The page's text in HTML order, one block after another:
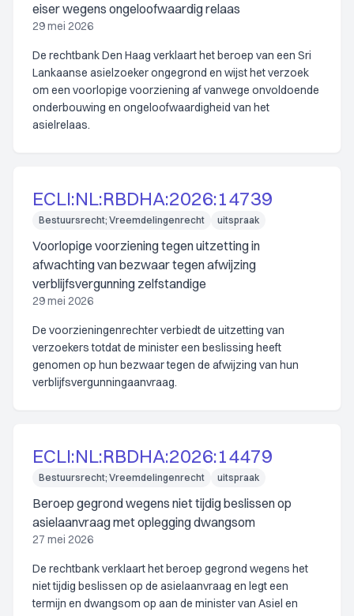
eiser wegens ongeloofwaardig relaas
29 mei 2026
De rechtbank Den Haag verklaart het beroep van een Sri
Lankaanse asielzoeker ongegrond en wijst het verzoek
om een voorlopige voorziening af vanwege onvoldoende
onderbouwing en ongeloofwaardigheid van het
asielrelaas.
ECLI:NL:RBDHA:2026:14739
Bestuursrecht; Vreemdelingenrecht uitspraak
Voorlopige voorziening tegen uitzetting in
afwachting van bezwaar tegen afwijzing
verblijfsvergunning zelfstandige
29 mei 2026
De voorzieningenrechter verbiedt de uitzetting van
verzoekers totdat de minister een beslissing heeft
genomen op hun bezwaar tegen de afwijzing van hun
verblijfsvergunningaanvraag.
ECLI:NL:RBDHA:2026:14479
Bestuursrecht; Vreemdelingenrecht uitspraak
Beroep gegrond wegens niet tijdig beslissen op
asielaanvraag met oplegging dwangsom
27 mei 2026
De rechtbank verklaart het beroep gegrond wegens het
niet tijdig beslissen op de asielaanvraag en legt een
termijn en dwangsom op aan de minister van Asiel en